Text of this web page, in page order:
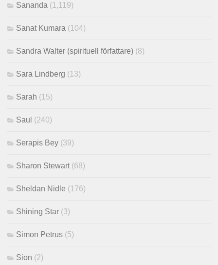
Sananda (1,119)
Sanat Kumara (104)
Sandra Walter (spirituell författare) (8)
Sara Lindberg (13)
Sarah (15)
Saul (240)
Serapis Bey (39)
Sharon Stewart (68)
Sheldan Nidle (176)
Shining Star (3)
Simon Petrus (5)
Sion (2)